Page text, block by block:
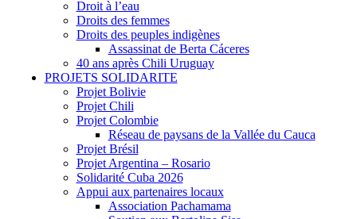
Droit à l’eau
Droits des femmes
Droits des peuples indigènes
Assassinat de Berta Cáceres
40 ans après Chili Uruguay
PROJETS SOLIDARITE
Projet Bolivie
Projet Chili
Projet Colombie
Réseau de paysans de la Vallée du Cauca
Projet Brésil
Projet Argentina – Rosario
Solidarité Cuba 2026
Appui aux partenaires locaux
Association Pachamama